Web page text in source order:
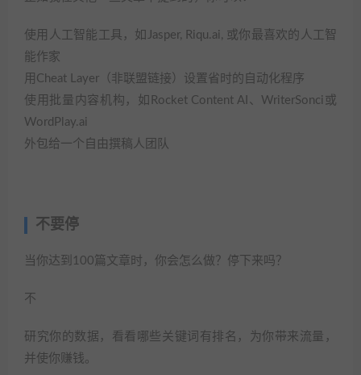
使用人工智能工具，如Jasper, Riqu.ai, 或你最喜欢的人工智
能作家
用Cheat Layer（非联盟链接）设置省时的自动化程序
使用批量内容机构，如Rocket Content AI、WriterSonci或
WordPlay.ai
外包给一个自由撰稿人团队
不要停
当你达到100篇文章时，你会怎么做？停下来吗？
不
研究你的数据，看看哪些关键词有排名，为你带来流量，
并使你赚钱。